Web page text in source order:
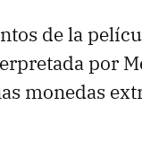
de la
por
monedas